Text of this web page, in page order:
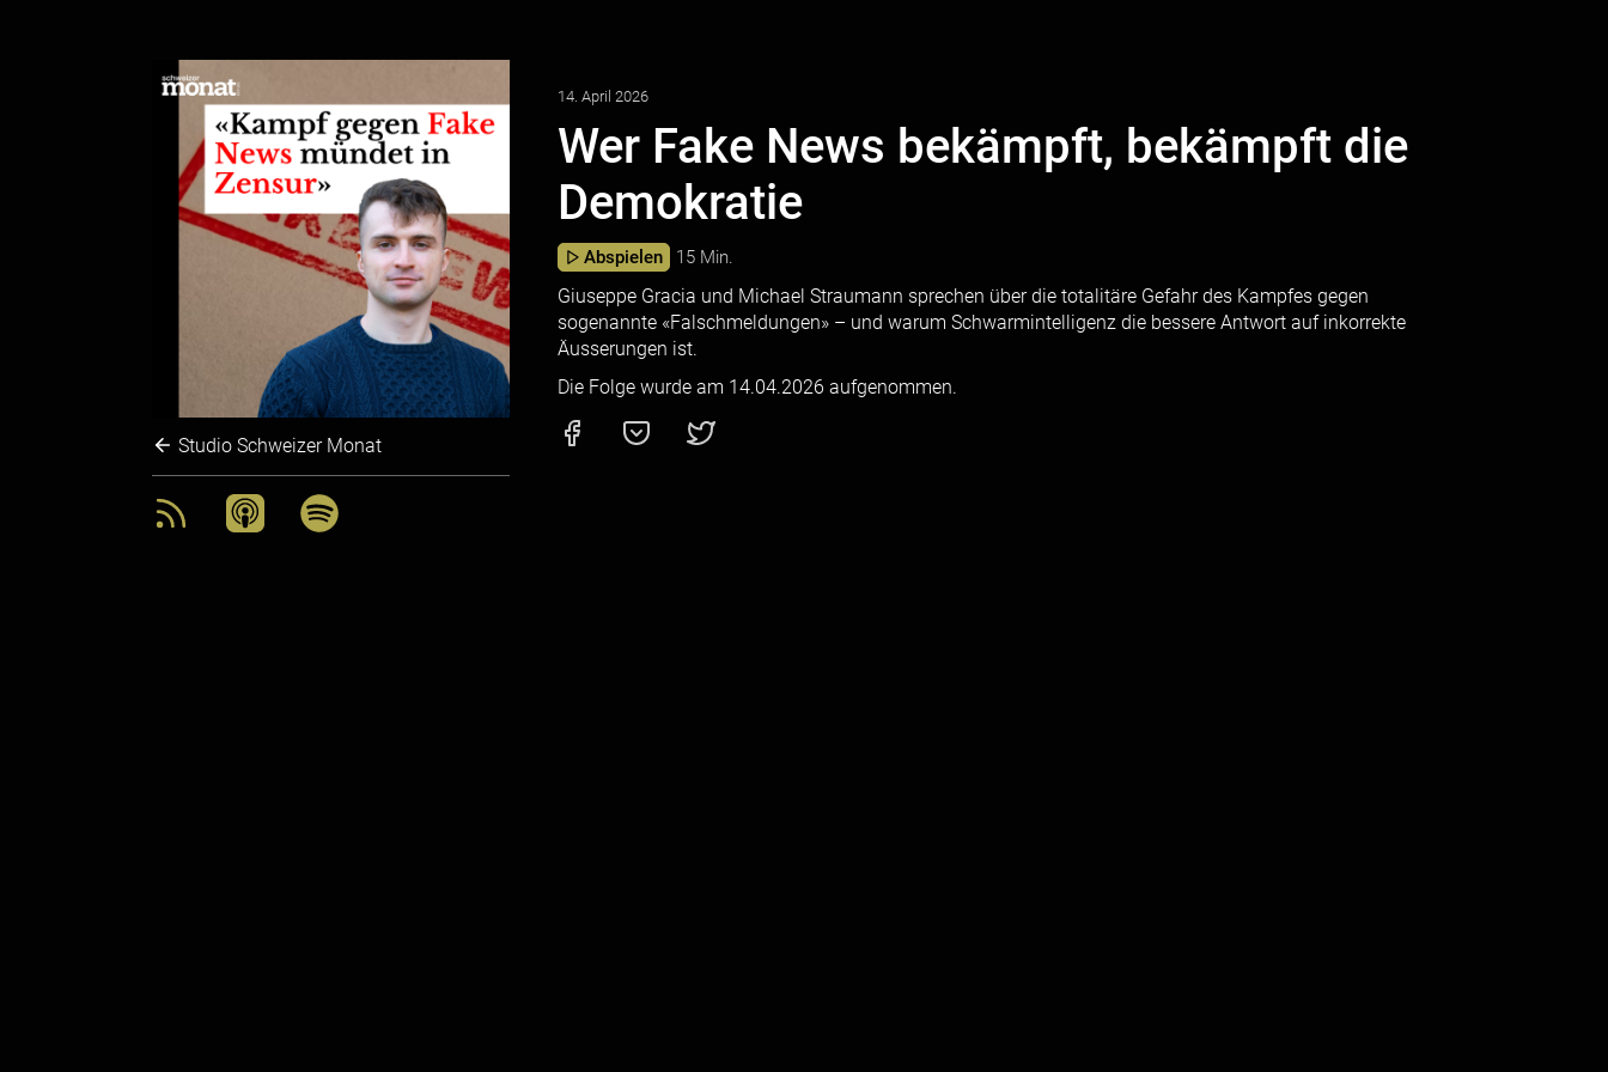
Studio Schweizer Monat
14. April 2026
Wer Fake News bekämpft, bekämpft die
Demokratie
Abspielen 15 Min.
Giuseppe Gracia und Michael Straumann sprechen über die totalitäre Gefahr des Kampfes gegen
sogenannte «Falschmeldungen» – und warum Schwarmintelligenz die bessere Antwort auf inkorrekte
Äusserungen ist.
Die Folge wurde am 14.04.2026 aufgenommen.